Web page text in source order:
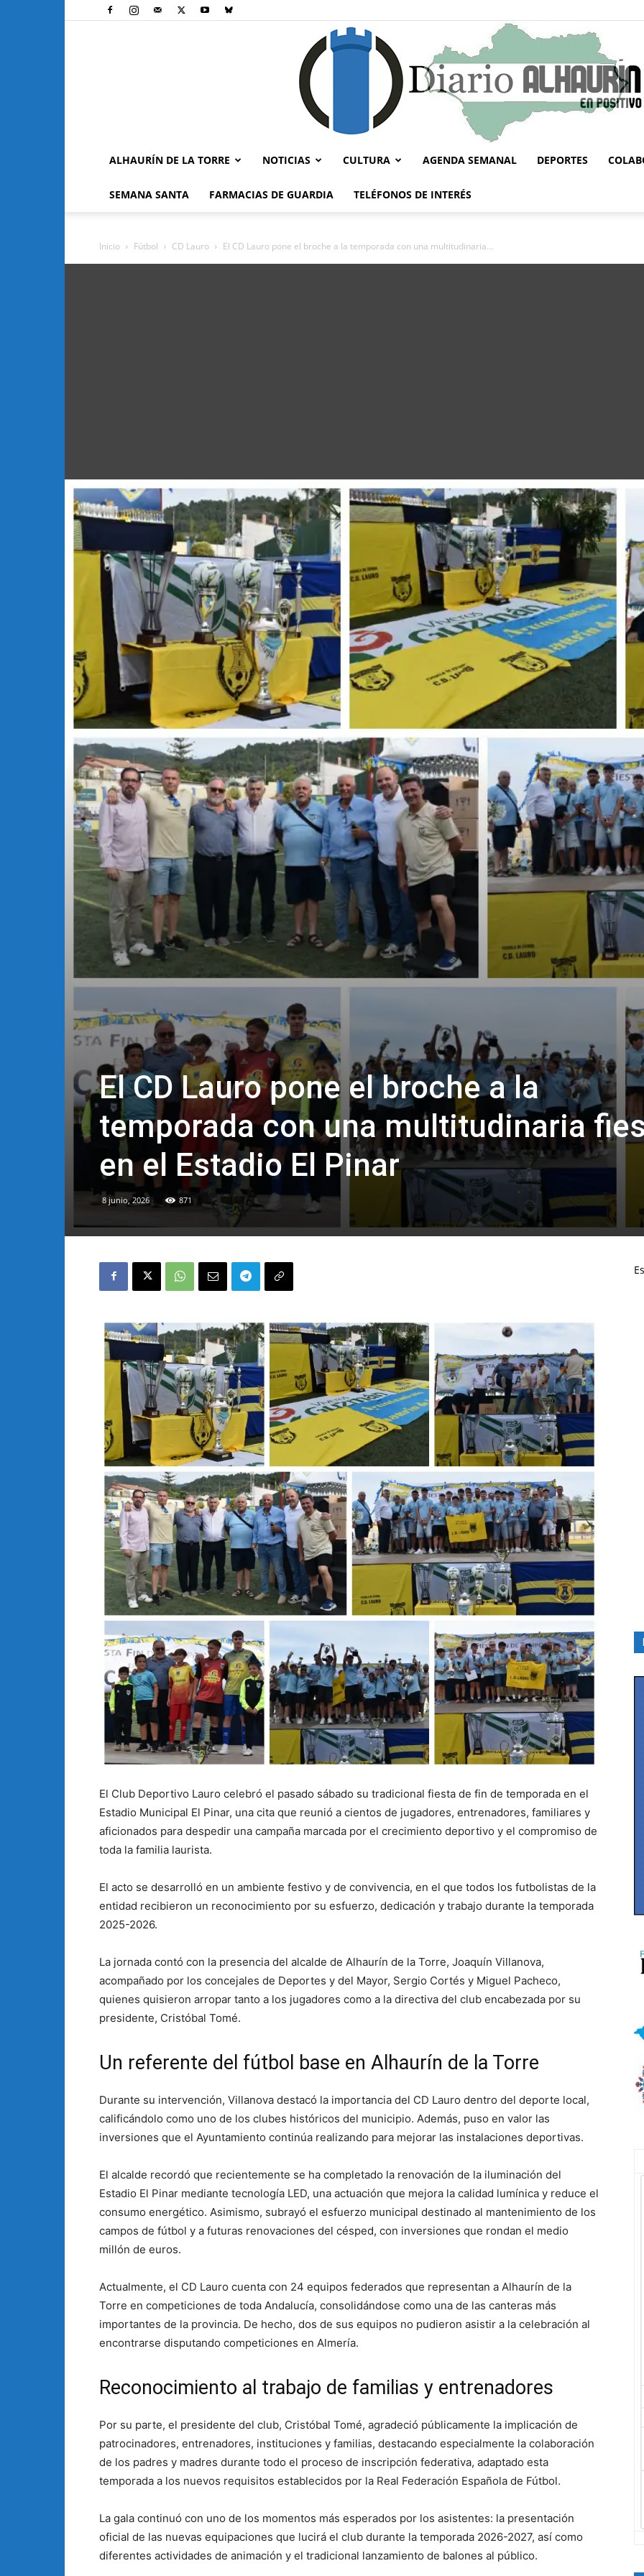
ALHAURÍN DE LA TORRE NOTICIAS CULTURA AGENDA SEMANAL DEPORTES
SEMANA SANTA FARMACIAS DE GUARDIA TELÉFONOS DE INTERÉS
Inicio Fútbol CD Lauro El CD Lauro pone el broche a la temporada con una multitudinaria...
El CD Lauro pone el broche a la
temporada con una multitudinaria
en el Estadio El Pinar
8 junio, 2026 871
El Club Deportivo Lauro celebró el pasado sábado su tradicional fiesta de fin de temporada en el
Estadio Municipal El Pinar, una cita que reunió a cientos de jugadores, entrenadores, familiares y
aficionados para despedir una campaña marcada por el crecimiento deportivo y el compromiso de
toda la familia laurista.
El acto se desarrolló en un ambiente festivo y de convivencia, en el que todos los futbolistas de la
entidad recibieron un reconocimiento por su esfuerzo, dedicación y trabajo durante la temporada
2025-2026.
La jornada contó con la presencia del alcalde de Alhaurín de la Torre, Joaquín Villanova,
acompañado por los concejales de Deportes y del Mayor, Sergio Cortés y Miguel Pacheco,
quienes quisieron arropar tanto a los jugadores como a la directiva del club encabezada por su
presidente, Cristóbal Tomé.
Un referente del fútbol base en Alhaurín de la Torre
Durante su intervención, Villanova destacó la importancia del CD Lauro dentro del deporte local,
calificándolo como uno de los clubes históricos del municipio. Además, puso en valor las
inversiones que el Ayuntamiento continúa realizando para mejorar las instalaciones deportivas.
El alcalde recordó que recientemente se ha completado la renovación de la iluminación del
Estadio El Pinar mediante tecnología LED, una actuación que mejora la calidad lumínica y reduce el
consumo energético. Asimismo, subrayó el esfuerzo municipal destinado al mantenimiento de los
campos de fútbol y a futuras renovaciones del césped, con inversiones que rondan el medio
millón de euros.
Actualmente, el CD Lauro cuenta con 24 equipos federados que representan a Alhaurín de la
Torre en competiciones de toda Andalucía, consolidándose como una de las canteras más
importantes de la provincia. De hecho, dos de sus equipos no pudieron asistir a la celebración al
encontrarse disputando competiciones en Almería.
Reconocimiento al trabajo de familias y entrenadores
Por su parte, el presidente del club, Cristóbal Tomé, agradeció públicamente la implicación de
patrocinadores, entrenadores, instituciones y familias, destacando especialmente la colaboración
de los padres y madres durante todo el proceso de inscripción federativa, adaptado esta
temporada a los nuevos requisitos establecidos por la Real Federación Española de Fútbol.
La gala continuó con uno de los momentos más esperados por los asistentes: la presentación
oficial de las nuevas equipaciones que lucirá el club durante la temporada 2026-2027, así como
diferentes actividades de animación y el tradicional lanzamiento de balones al público.